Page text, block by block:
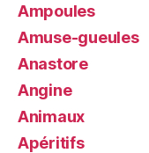
Ampoules
Amuse-gueules
Anastore
Angine
Animaux
Apéritifs